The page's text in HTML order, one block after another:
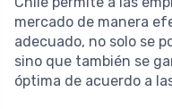
mercado de manera
adecuado, no solo se
sino que también se
óptima de acuerdo a